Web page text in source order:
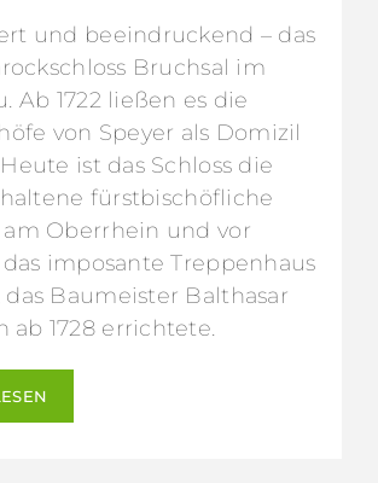
und beeindruckend – das
Bruchsal im
Ab 1722 ließen es die
von Speyer als Domizil
ist das Schloss die
fürstbischöfliche
am Oberrhein und vor
imposante Treppenhaus
Baumeister Balthasar
ab 1728 errichtete.